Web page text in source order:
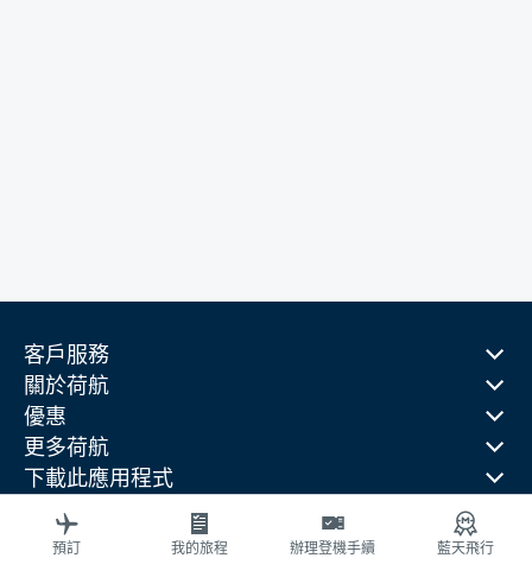
客戶服務
關於荷航
優惠
更多荷航
下載此應用程式
相關網站
旅行指南
預訂 我的旅程 辦理登機手續 藍天飛行